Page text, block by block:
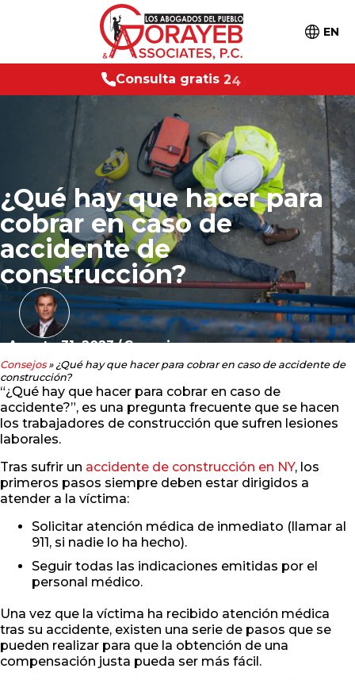
EN
Con
sulta gratis 24/
¿Qué hay que hacer para
cobrar en caso de
accidente de
construcción?
Agosto 31, 2023/Consejos
Consejos» ¿Qué hay que hacer para cobrar en caso de accidente de
construcción?
“¿Qué hay que hacer para cobrar en caso de
accidente?”, es una pregunta frecuente que se hacen
los trabajadores de construcción que sufren lesiones
laborales.
Tras sufrir un accidente de construcción en NY, los
primeros pasos siempre deben estar dirigidos a
atender a la víctima:
Solicitar atención médica de inmediato (llamar al
911, si nadie lo ha hecho).
Seguir todas las indicaciones emitidas por el
personal médico.
Una vez que la víctima ha recibido atención médica
tras su accidente, existen una serie de pasos que se
pueden realizar para que la obtención de una
compensación justa pueda ser más fácil.